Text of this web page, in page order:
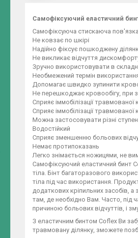
Самофіксуючий еластичний
Самофіксуюча стискаюча пов'язка
Не ковзає по шкірі
Надійно фіксує пошкоджену
Не викликає відчуття
Зручно використовувати в
Необмежений термін використання
Допомагає швидко зупинити
Не перешкоджає кровообігу, при
Сприяє іммобілізації травмованої
Сприяє іммобілізації травмованої
Можна застосовувати різні
Водостійкий
Сприяє зменшенню больових
Немає протипоказань
Легко знімається ножицями, не
Самофіксуючий еластичний бинт
тіла. Бінт багаторазового
тіла під час використання.
додаткових кріпильних засобів,
там, де необхідно Вам. Часто, під
причиною больових відчуттів, і
З еластичним бинтом Сoflex Ви
травмовану ділянку, зможете